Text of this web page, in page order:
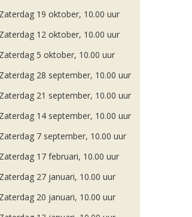
Zaterdag 19 oktober, 10.00 uur
Zaterdag 12 oktober, 10.00 uur
Zaterdag 5 oktober, 10.00 uur
Zaterdag 28 september, 10.00 uur
Zaterdag 21 september, 10.00 uur
Zaterdag 14 september, 10.00 uur
Zaterdag 7 september, 10.00 uur
Zaterdag 17 februari, 10.00 uur
Zaterdag 27 januari, 10.00 uur
Zaterdag 20 januari, 10.00 uur